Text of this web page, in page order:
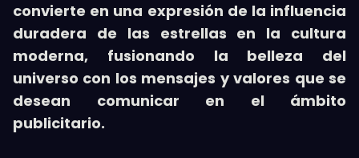
convierte en una expresión de la influencia
duradera de las estrellas en la cultura
moderna, fusionando la belleza del
universo con los mensajes y valores que se
desean comunicar en el ámbito
publicitario.